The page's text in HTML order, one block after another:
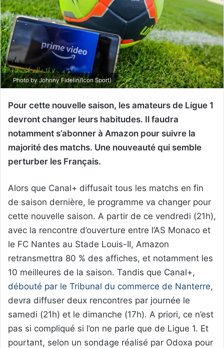
Photo by Johnny Fidelin/Icon Sport)
Pour cette nouvelle saison, les amateurs de Ligue 1
devront changer leurs habitudes. Il faudra
notamment s’abonner à Amazon pour suivre la
majorité des matchs. Une nouveauté qui semble
perturber les Français.
Alors que Canal+ diffusait tous les matchs en fin
de saison dernière, le programme va changer pour
cette nouvelle saison. A partir de ce vendredi (21h),
avec la rencontre d’ouverture entre l’AS Monaco et
le FC Nantes au Stade Louis-II, Amazon
retransmettra 80 % des affiches, et notamment les
10 meilleures de la saison. Tandis que Canal+,
débouté par le Tribunal du commerce de Nanterre,
devra diffuser deux rencontres par journée le
samedi (21h) et le dimanche (17h). A priori, ce n’est
pas si compliqué si l’on ne parle que de Ligue 1. Et
pourtant, selon un sondage réalisé par Odoxa pour